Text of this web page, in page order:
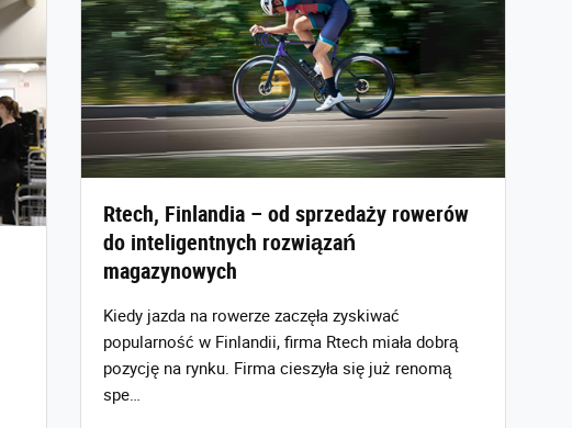
Rtech, Finlandia – od sprzedaży rowerów
do inteligentnych rozwiązań
magazynowych
Kiedy jazda na rowerze zaczęła zyskiwać
popularność w Finlandii, firma Rtech miała dobrą
pozycję na rynku. Firma cieszyła się już renomą
spe…